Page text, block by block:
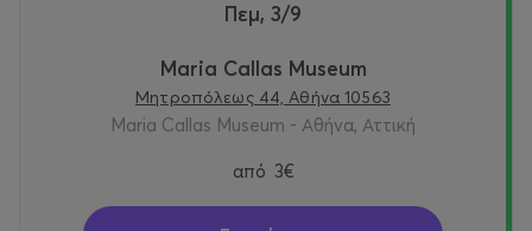
Πεμ, 3/9
Maria Callas Museum
Μητροπόλεως 44, Αθήνα 10563
Maria Callas Museum - Αθήνα, Αττική
από 3€